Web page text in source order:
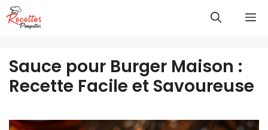
Aller
au
Sauce pour Burger Maison :
Recette Facile et Savoureuse